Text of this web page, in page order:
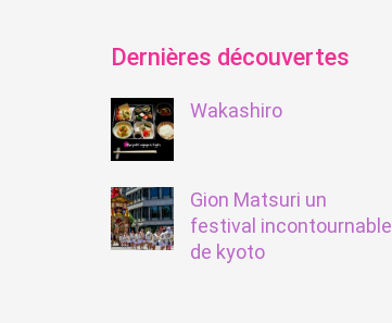
Dernières découvertes
Wakashiro
Gion Matsuri un
festival incontournable
de kyoto